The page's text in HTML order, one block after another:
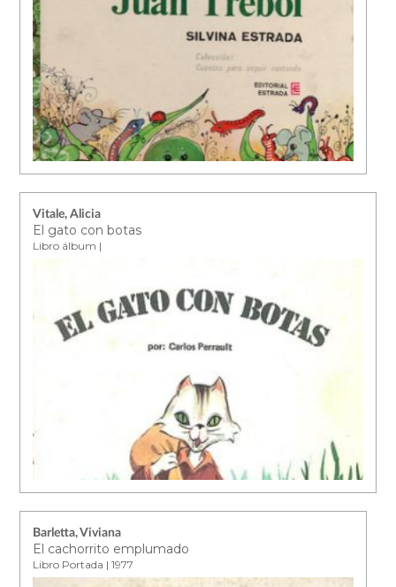
Vitale, Alicia
El gato con botas
Libro álbum |
Barletta, Viviana
El cachorrito emplumado
Libro Portada | 1977